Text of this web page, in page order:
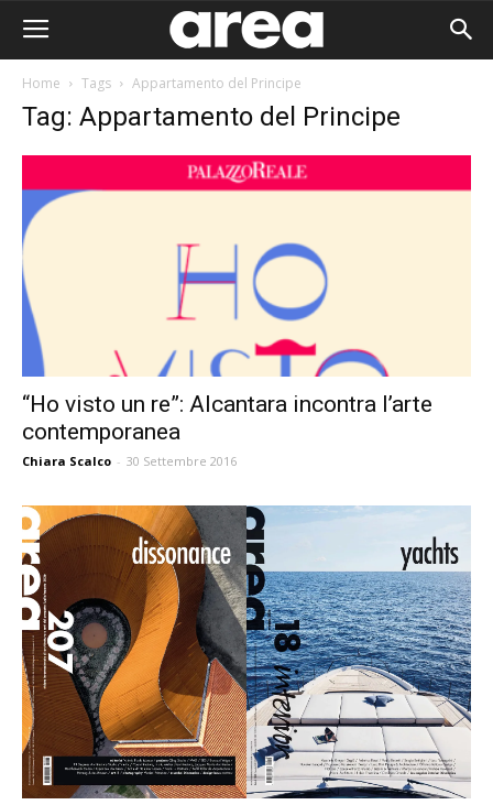
Home Tags Appartamento del Principe
Tag: Appartamento del Principe
“Ho visto un re”: Alcantara incontra l’arte
contemporanea
Chiara Scalco - 30 Settembre 2016